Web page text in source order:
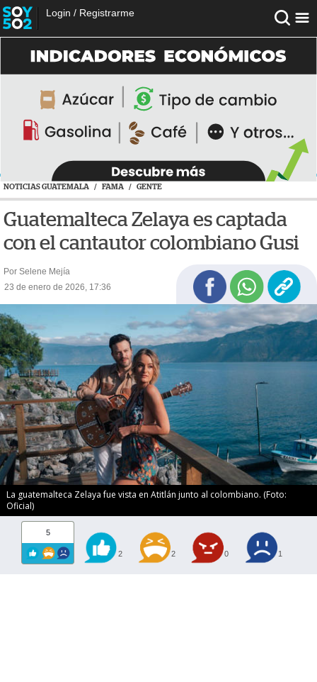
Login / Registrarme
NOTICIAS GUATEMALA / FAMA / GENTE
Guatemalteca Zelaya es captada
con el cantautor colombiano Gusi
Por Selene Mejía
23 de enero de 2026, 17:36
La guatemalteca Zelaya fue vista en Atitlán junto al colombiano. (Foto:
Oficial)
5
2 2 0 1